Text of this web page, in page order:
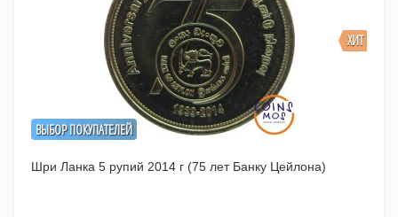
ВЫБОР ПОКУПАТЕЛЕЙ
ХИТ
Шри Ланка 5 рупий 2014 г (75 лет Банку Цейлона)